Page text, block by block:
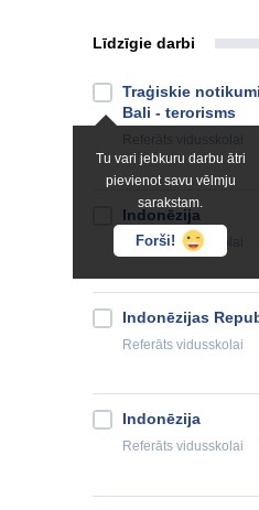
Līdzīgie darbi
Tu vari jebkuru darbu ātri
pievienot savu vēlmju
sarakstam.
Forši!
Traģiskie
Bali - terorisms
Indonēzija
Referātsvidusskolai
Indonēzijas
Referāts vidusskolai
Indonēzija
Referāts vidusskolai